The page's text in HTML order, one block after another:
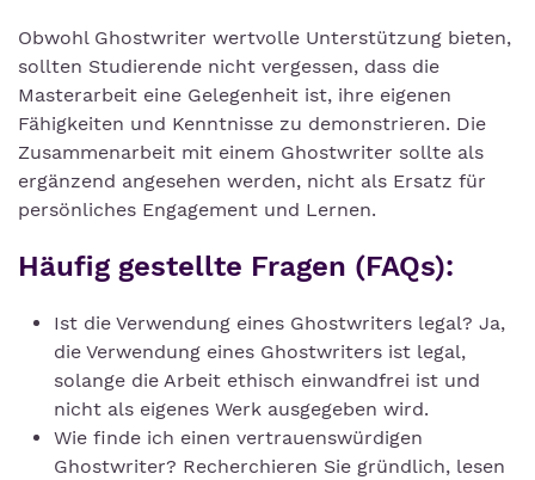
Obwohl Ghostwriter wertvolle Unterstützung bieten,
sollten Studierende nicht vergessen, dass die
Masterarbeit eine Gelegenheit ist, ihre eigenen
Fähigkeiten und Kenntnisse zu demonstrieren. Die
Zusammenarbeit mit einem Ghostwriter sollte als
ergänzend angesehen werden, nicht als Ersatz für
persönliches Engagement und Lernen.
Häufig gestellte Fragen (FAQs):
Ist die Verwendung eines Ghostwriters legal? Ja,
die Verwendung eines Ghostwriters ist legal,
solange die Arbeit ethisch einwandfrei ist und
nicht als eigenes Werk ausgegeben wird.
Wie finde ich einen vertrauenswürdigen
Ghostwriter? Recherchieren Sie gründlich, lesen